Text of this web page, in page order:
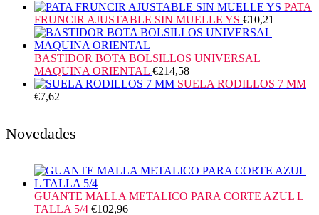
PATA
FRUNCIR AJUSTABLE SIN MUELLE YS €10,21
BASTIDOR BOTA BOLSILLOS UNIVERSAL
MAQUINA ORIENTAL €214,58
SUELA RODILLOS 7 MM
€7,62
Novedades
GUANTE MALLA METALICO PARA CORTE AZUL L
TALLA 5/4 €102,96